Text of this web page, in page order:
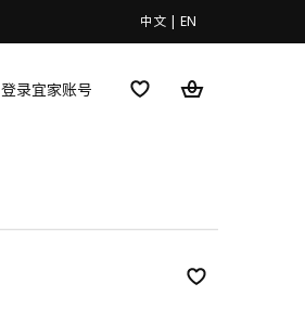
中文 | EN
登录宜家账号